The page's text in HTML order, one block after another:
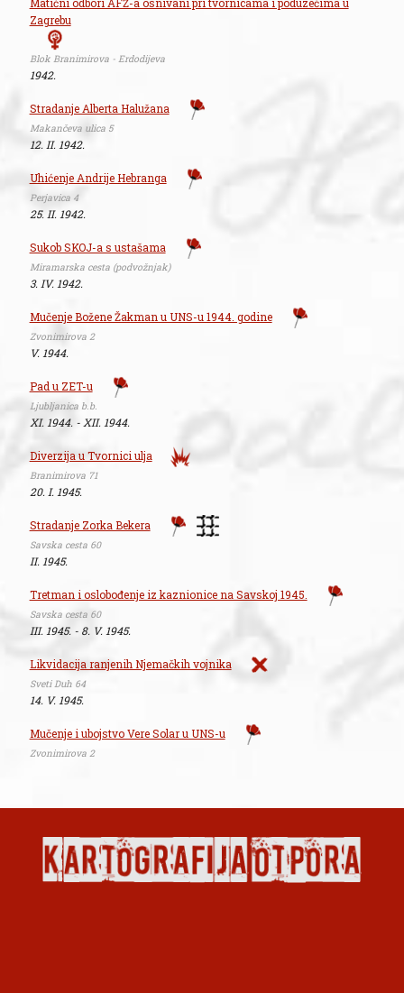
Matični odbori AFŽ-a osnivani pri tvornicama i poduzećima u
Zagrebu
Blok Branimirova - Erdodijeva
1942.
Stradanje Alberta Halužana
Makančeva ulica 5
12. II. 1942.
Uhićenje Andrije Hebranga
Perjavica 4
25. II. 1942.
Sukob SKOJ-a s ustašama
Miramarska cesta (podvožnjak)
3. IV. 1942.
Mučenje Božene Žakman u UNS-u 1944. godine
Zvonimirova 2
V. 1944.
Pad u ZET-u
Ljubljanica b.b.
XI. 1944. - XII. 1944.
Diverzija u Tvornici ulja
Branimirova 71
20. I. 1945.
Stradanje Zorka Bekera
Savska cesta 60
II. 1945.
Tretman i oslobođenje iz kaznionice na Savskoj 1945.
Savska cesta 60
III. 1945. - 8. V. 1945.
Likvidacija ranjenih Njemačkih vojnika
Sveti Duh 64
14. V. 1945.
Mučenje i ubojstvo Vere Solar u UNS-u
Zvonimirova 2